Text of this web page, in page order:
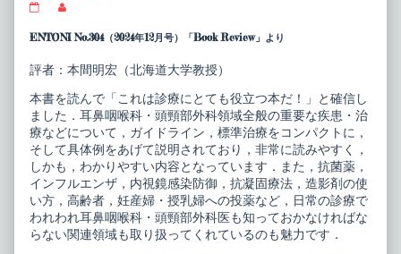
ク
ス
鼻
咽
喉
科
の
臨
床
6
耳
鼻
咽
posts
author
プ
ク
テ
ィ
ス
耳
鼻
咽
喉
科
ENTONI No.304（2024年12月号）「Book Review」より
評者：本間明宏（北海道大学教授）
本書を読んで「これは診療にとても役立つ本だ！」と確信し
ました．耳鼻咽喉科・頭頸部外科領域全般の重要な疾患・治
療などについて，ガイドライン，標準治療をコンパクトに，
そして具体例をあげて説明されており，非常に読みやすく，
しかも，わかりやすい内容となっています．また，抗菌薬，
インフルエンザ，内視鏡感染防御，抗凝固療法，造影剤の使
い方，高齢者，妊産婦・授乳婦への投薬など，日常の診療で
われわれ耳鼻咽喉科・頭頸部外科医も知っておかなければな
らない関連領域も取り扱ってくれているのも魅力です．